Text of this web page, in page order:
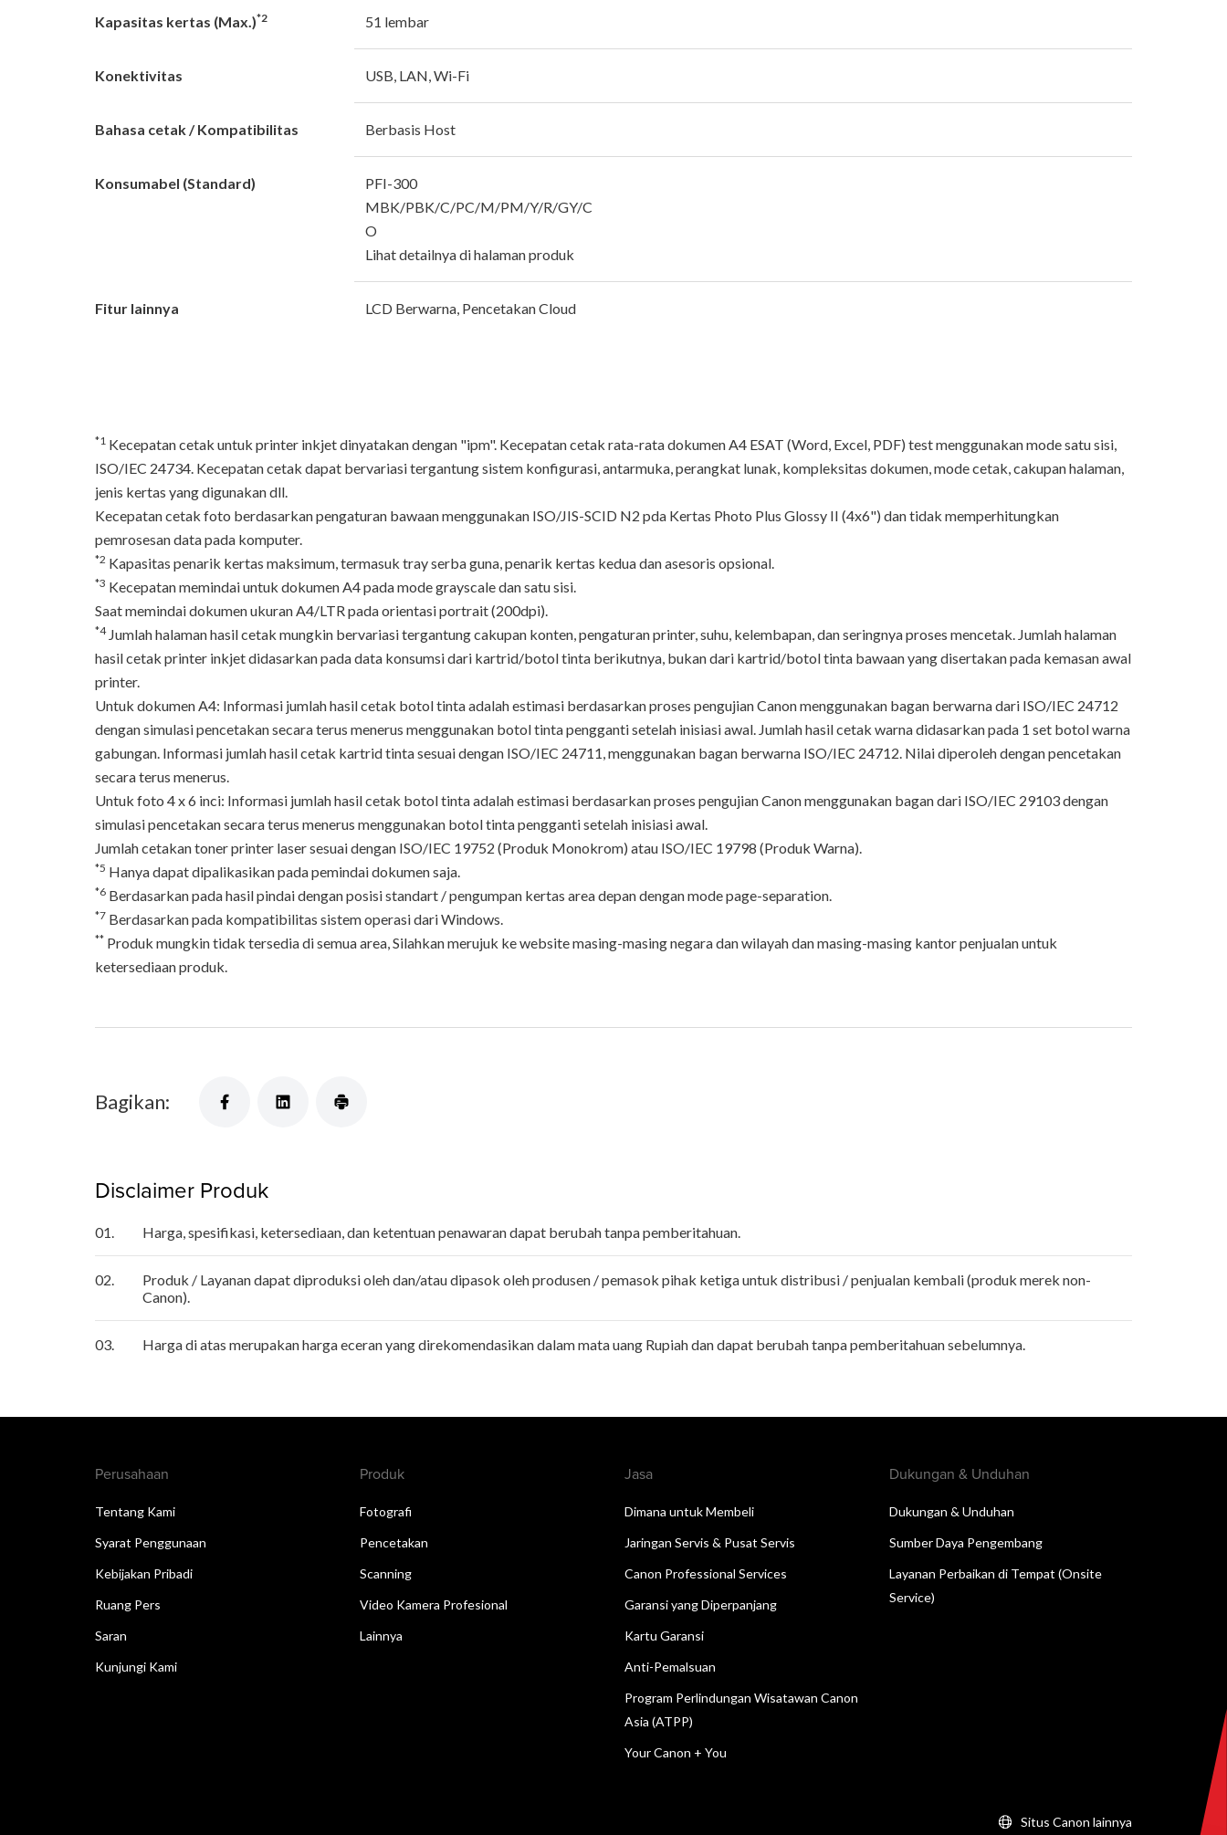
Kapasitas kertas (Max.)*2 51 lembar
Konektivitas USB, LAN, Wi-Fi
Bahasa cetak / Kompatibilitas Berbasis Host
Konsumabel (Standard)
PFI-300
MBK/PBK/C/PC/M/PM/Y/R/GY/C
O
Lihat detailnya di halaman produk
Fitur lainnya LCD Berwarna, Pencetakan Cloud
*1 Kecepatan cetak untuk printer inkjet dinyatakan dengan "ipm". Kecepatan cetak rata-rata dokumen A4 ESAT (Word, Excel, PDF) test menggunakan mode satu sisi,
ISO/IEC 24734. Kecepatan cetak dapat bervariasi tergantung sistem konfigurasi, antarmuka, perangkat lunak, kompleksitas dokumen, mode cetak, cakupan halaman,
jenis kertas yang digunakan dll.
Kecepatan cetak foto berdasarkan pengaturan bawaan menggunakan ISO/JIS-SCID N2 pda Kertas Photo Plus Glossy II (4x6") dan tidak memperhitungkan
pemrosesan data pada komputer.
*2 Kapasitas penarik kertas maksimum, termasuk tray serba guna, penarik kertas kedua dan asesoris opsional.
*3 Kecepatan memindai untuk dokumen A4 pada mode grayscale dan satu sisi.
Saat memindai dokumen ukuran A4/LTR pada orientasi portrait (200dpi).
*4Jumlah halaman hasil cetak mungkin bervariasi tergantung cakupan konten, pengaturan printer, suhu, kelembapan, dan seringnya proses mencetak. Jumlah halaman
hasil cetak printer inkjet didasarkan pada data konsumsi dari kartrid/botol tinta berikutnya, bukan dari kartrid/botol tinta bawaan yang disertakan pada kemasan awal
printer.
Untuk dokumen A4: Informasi jumlah hasil cetak botol tinta adalah estimasi berdasarkan proses pengujian Canon menggunakan bagan berwarna dari ISO/IEC 24712
dengan simulasi pencetakan secara terus menerus menggunakan botol tinta pengganti setelah inisiasi awal. Jumlah hasil cetak warna didasarkan pada 1 set botol warna
gabungan. Informasi jumlah hasil cetak kartrid tinta sesuai dengan ISO/IEC 24711, menggunakan bagan berwarna ISO/IEC 24712. Nilai diperoleh dengan pencetakan
secara terus menerus.
Untuk foto 4 x 6 inci: Informasi jumlah hasil cetak botol tinta adalah estimasi berdasarkan proses pengujian Canon menggunakan bagan dari ISO/IEC 29103 dengan
simulasi pencetakan secara terus menerus menggunakan botol tinta pengganti setelah inisiasi awal.
Jumlah cetakan toner printer laser sesuai dengan ISO/IEC 19752 (Produk Monokrom) atau ISO/IEC 19798 (Produk Warna).
*5 Hanya dapat dipalikasikan pada pemindai dokumen saja.
*6 Berdasarkan pada hasil pindai dengan posisi standart / pengumpan kertas area depan dengan mode page-separation.
*7 Berdasarkan pada kompatibilitas sistem operasi dari Windows.
** Produk mungkin tidak tersedia di semua area, Silahkan merujuk ke website masing-masing negara dan wilayah dan masing-masing kantor penjualan untuk
ketersediaan produk.
Bagikan:
Disclaimer Produk
01. Harga, spesifikasi, ketersediaan, dan ketentuan penawaran dapat berubah tanpa pemberitahuan.
02.
Produk / Layanan dapat diproduksi oleh dan/atau dipasok oleh produsen / pemasok pihak ketiga untuk distribusi / penjualan kembali (produk merek non-
Canon).
03. Harga di atas merupakan harga eceran yang direkomendasikan dalam mata uang Rupiah dan dapat berubah tanpa pemberitahuan sebelumnya.
Perusahaan
Tentang Kami
Syarat Penggunaan
Kebijakan Pribadi
Ruang Pers
Saran
Kunjungi Kami
Produk
Fotografi
Pencetakan
Scanning
Video Kamera Profesional
Lainnya
Jasa
Dimana untuk Membeli
Jaringan Servis & Pusat Servis
Canon Professional Services
Garansi yang Diperpanjang
Kartu Garansi
Anti-Pemalsuan
Program Perlindungan Wisatawan Canon
Asia (ATPP)
Your Canon + You
Dukungan & Unduhan
Dukungan & Unduhan
Sumber Daya Pengembang
Layanan Perbaikan di Tempat (Onsite
Service)
Situs Canon lainnya